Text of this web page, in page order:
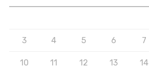
3 4 5 6 7
10 11 12 13 14